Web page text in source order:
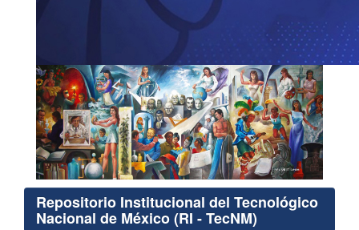
Repositorio Institucional del Tecnológico
Nacional de México (RI - TecNM)